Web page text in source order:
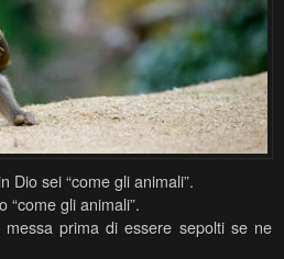
Dio sei “come gli animali”.
“come gli animali”.
prima di essere sepolti se ne